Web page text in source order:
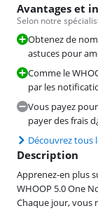
Avantages et
Selon notre
Obtenez de
astuces pour
Comme le
par les
Vous payez
payer des frais
Découvrez tous
Description
Apprenez-en plus
WHOOP 5.0 One
Chaque jour, vous